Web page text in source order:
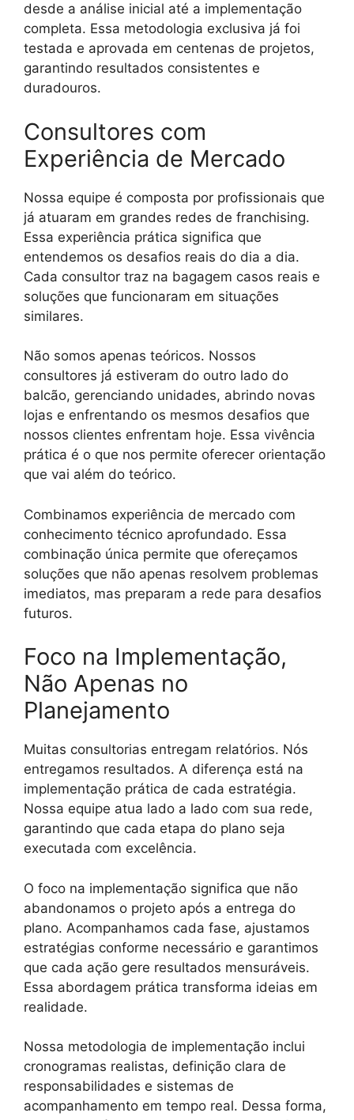
desde a análise inicial até a implementação
completa. Essa metodologia exclusiva já foi
testada e aprovada em centenas de projetos,
garantindo resultados consistentes e
duradouros.
Consultores com
Experiência de Mercado
Nossa equipe é composta por profissionais que
já atuaram em grandes redes de franchising.
Essa experiência prática significa que
entendemos os desafios reais do dia a dia.
Cada consultor traz na bagagem casos reais e
soluções que funcionaram em situações
similares.
Não somos apenas teóricos. Nossos
consultores já estiveram do outro lado do
balcão, gerenciando unidades, abrindo novas
lojas e enfrentando os mesmos desafios que
nossos clientes enfrentam hoje. Essa vivência
prática é o que nos permite oferecer orientação
que vai além do teórico.
Combinamos experiência de mercado com
conhecimento técnico aprofundado. Essa
combinação única permite que ofereçamos
soluções que não apenas resolvem problemas
imediatos, mas preparam a rede para desafios
futuros.
Foco na Implementação,
Não Apenas no
Planejamento
Muitas consultorias entregam relatórios. Nós
entregamos resultados. A diferença está na
implementação prática de cada estratégia.
Nossa equipe atua lado a lado com sua rede,
garantindo que cada etapa do plano seja
executada com excelência.
O foco na implementação significa que não
abandonamos o projeto após a entrega do
plano. Acompanhamos cada fase, ajustamos
estratégias conforme necessário e garantimos
que cada ação gere resultados mensuráveis.
Essa abordagem prática transforma ideias em
realidade.
Nossa metodologia de implementação inclui
cronogramas realistas, definição clara de
responsabilidades e sistemas de
acompanhamento em tempo real. Dessa forma,